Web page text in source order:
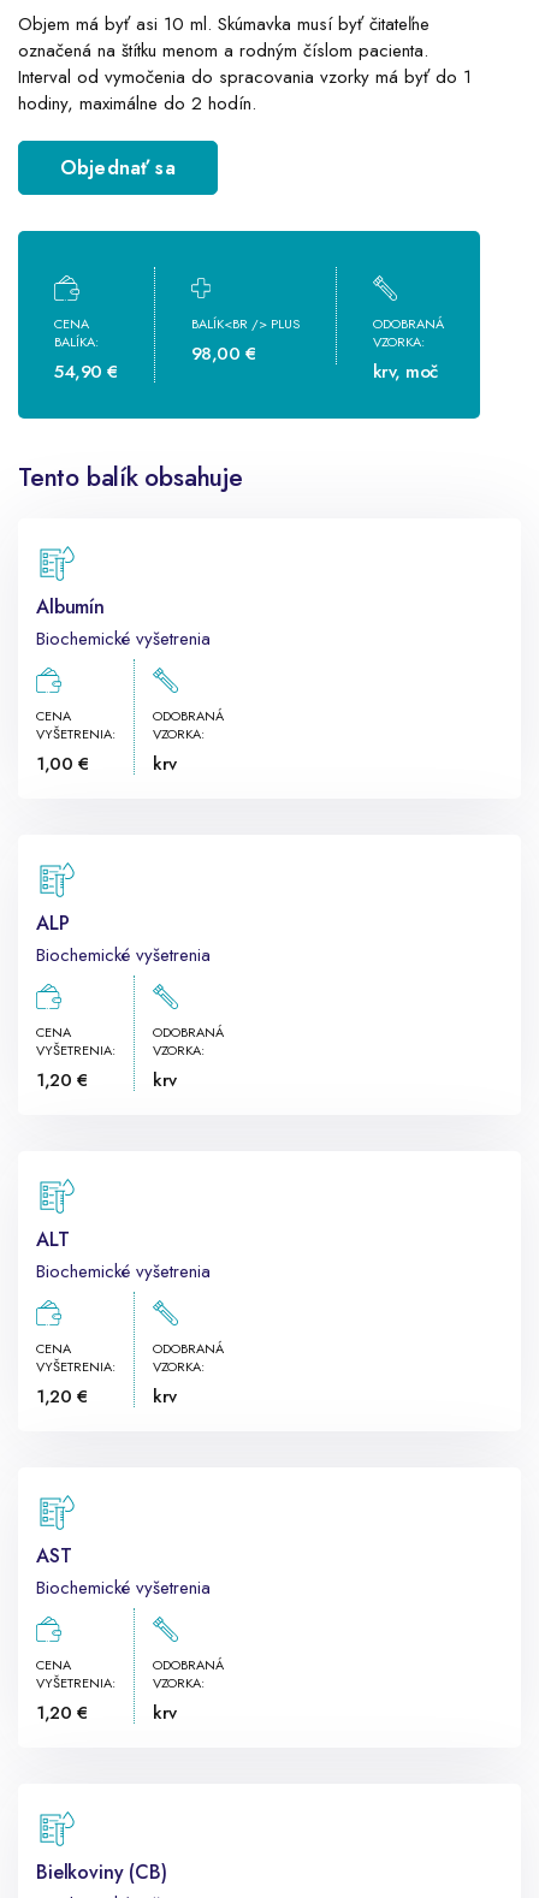
Objem má byť asi 10 ml. Skúmavka musí byť čitateľne
označená na štítku menom a rodným číslom pacienta.
Interval od vymočenia do spracovania vzorky má byť do 1
hodiny, maximálne do 2 hodín.
Objednať sa
CENA
BALÍKA:
54,90 €
BALÍK<BR /> PLUS
98,00 €
ODOBRANÁ
VZORKA:
krv, moč
Tento balík obsahuje
Albumín
Biochemické vyšetrenia
CENA
VYŠETRENIA:
1,00 €
ODOBRANÁ
VZORKA:
krv
ALP
Biochemické vyšetrenia
CENA
VYŠETRENIA:
1,20 €
ODOBRANÁ
VZORKA:
krv
ALT
Biochemické vyšetrenia
CENA
VYŠETRENIA:
1,20 €
ODOBRANÁ
VZORKA:
krv
AST
Biochemické vyšetrenia
CENA
VYŠETRENIA:
1,20 €
ODOBRANÁ
VZORKA:
krv
Bielkoviny (CB)